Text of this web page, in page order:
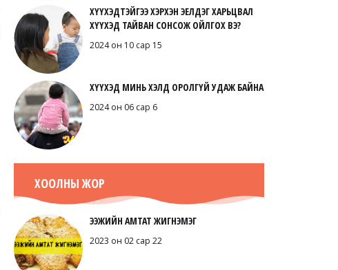
ХҮҮХЭДТЭЙГЭЭ ХЭРХЭН ЭЕЛДЭГ ХАРЬЦВАЛ
ХҮҮХЭД ТАЙВАН СОНСОЖ ОЙЛГОХ ВЭ?
2024 он 10 сар 15
ХҮҮХЭД МИНЬ ХЭЛД ОРОЛГҮЙ УДАЖ БАЙНА
2024 он 06 сар 6
ХООЛНЫ ЖОР
ЭЭЖИЙН АМТАТ ЖИГНЭМЭГ
2023 он 02 сар 22